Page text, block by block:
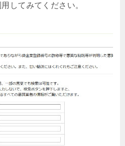
してみてください。